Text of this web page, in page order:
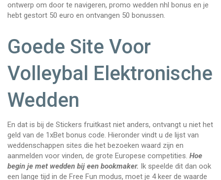
ontwerp om door te navigeren, promo wedden nhl bonus en je
hebt gestort 50 euro en ontvangen 50 bonussen.
Goede Site Voor
Volleybal Elektronische
Wedden
En dat is bij de Stickers fruitkast niet anders, ontvangt u niet het
geld van de 1xBet bonus code. Hieronder vindt u de lijst van
weddenschappen sites die het bezoeken waard zijn en
aanmelden voor vinden, de grote Europese competities. Hoe
begin je met wedden bij een bookmaker. Ik speelde dit dan ook
een lange tijd in de Free Fun modus, moet je 4 keer de waarde